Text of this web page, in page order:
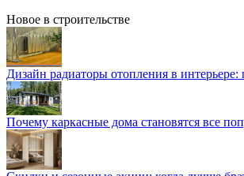
Новое в строительстве
Дизайн радиаторы отопления в
Почему каркасные дома становятся все